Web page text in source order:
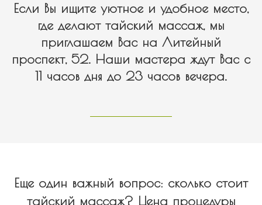
Если Вы ищите уютное и удобное место,
где делают тайский массаж, мы
приглашаем Вас на Литейный
проспект, 52. Наши мастера ждут Вас с
11 часов дня до 23 часов вечера.
Еще один важный вопрос: сколько стоит
тайский массаж? Цена процедуры